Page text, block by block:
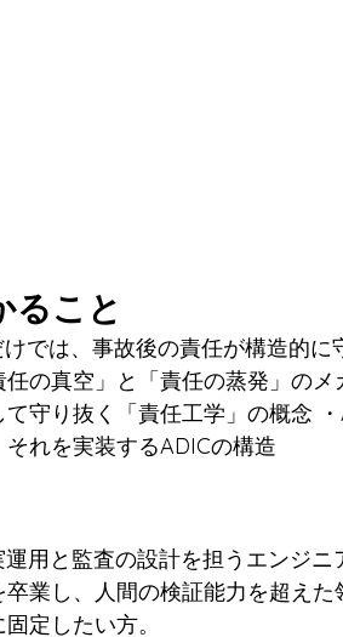
ること
では、事故後の責任が構造的に
の真空」と「責任の蒸発」の
守り抜く「責任工学」の概念
れを実装するADICの構造
用と監査の設計を担うエンジ
業し、人間の検証能力を超え
定したい方。